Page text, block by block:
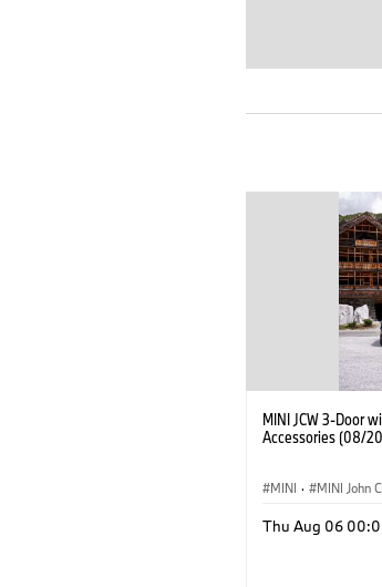
MINI JCW 3-Door
Accessories (08/
MINI · MINI John
Doplňky na přání,
Thu Aug 06